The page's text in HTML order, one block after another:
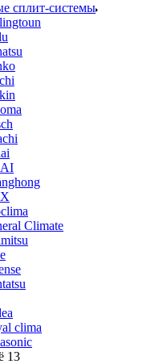
сплит-системы
Climate
clima
13